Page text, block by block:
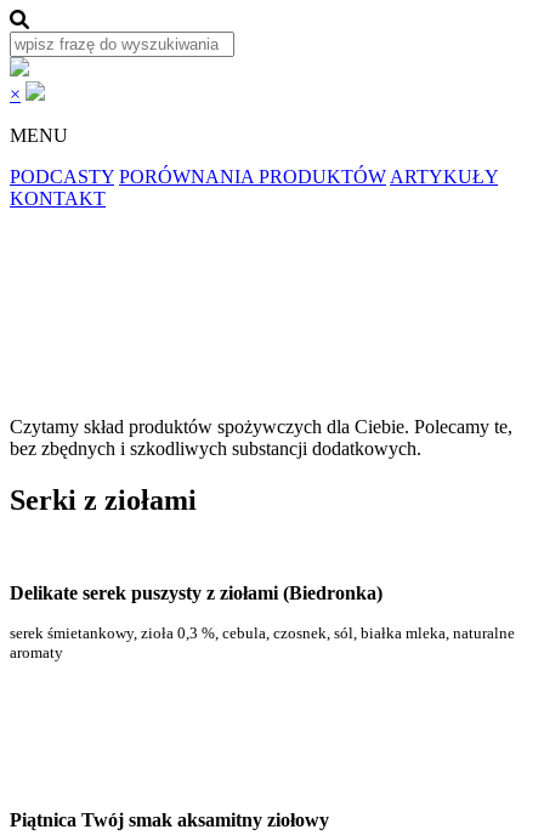
×
MENU
PODCASTY PORÓWNANIA PRODUKTÓW ARTYKUŁY
KONTAKT
Czytamy skład produktów spożywczych dla Ciebie. Polecamy te,
bez zbędnych i szkodliwych substancji dodatkowych.
Serki z ziołami
Delikate serek puszysty z ziołami (Biedronka)
serek śmietankowy, zioła 0,3 %, cebula, czosnek, sól, białka mleka, naturalne
aromaty
Piątnica Twój smak aksamitny ziołowy